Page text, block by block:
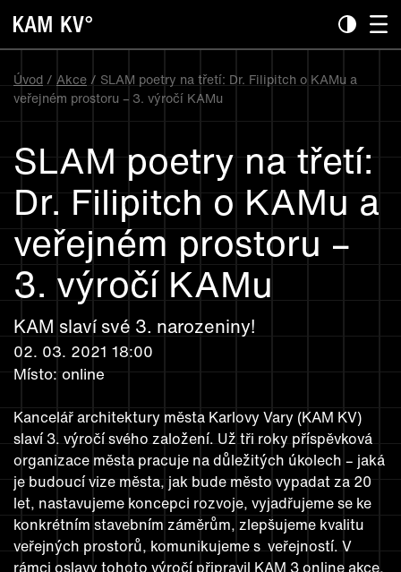
Úvod/ Akce/ SLAM poetry na třetí: Dr. Filipitch o KAMu a
veřejném prostoru – 3. výročí KAMu
SLAM poetry na třetí:
Dr. Filipitch o KAMu a
veřejném prostoru –
3. výročí KAMu
KAM slaví své 3. narozeniny!
02. 03. 2021 18:00
Místo: online
Kancelář architektury města Karlovy Vary (KAM KV)
slaví 3. výročí svého založení. Už tři roky příspěvková
organizace města pracuje na důležitých úkolech – jaká
je budoucí vize města, jak bude město vypadat za 20
let, nastavujeme koncepci rozvoje, vyjadřujeme se ke
konkrétním stavebním záměrům, zlepšujeme kvalitu
veřejných prostorů, komunikujeme s veřejností. V
rámci oslavy tohoto výročí připravil KAM 3 online akce,